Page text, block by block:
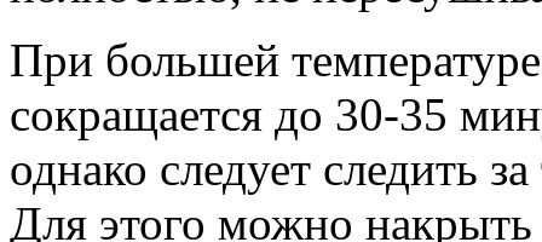
При большей
сокращается до 30-35
однако следует следить
Для этого можно